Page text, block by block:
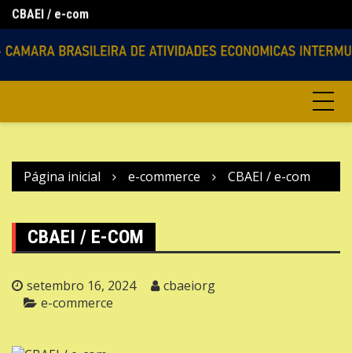
para
o
conteúdo
CBAEI / e-com
Agencias Virtuais
Página inicial e-commerce CBAEI / e-com
CBAEI / E-COM
setembro 16, 2024
cbaeiorg
e-commerce